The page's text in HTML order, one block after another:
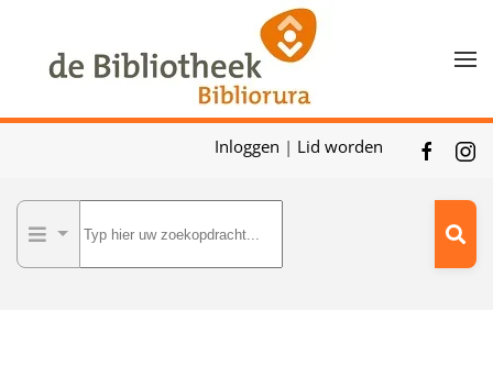
Skip to main content
Inloggen | Lid worden